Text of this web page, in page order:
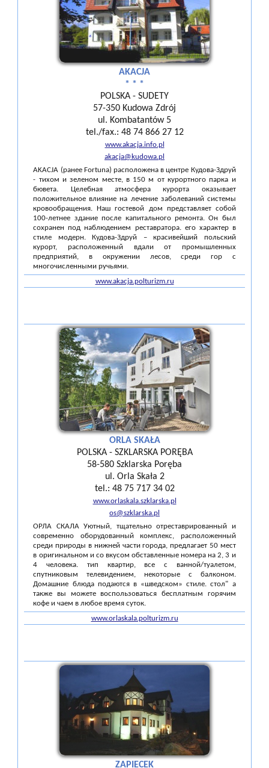
AKACJA
* * *
POLSKA - SUDETY
57-350 Kudowa Zdrój
ul. Kombatantów 5
tel./fax.: 48 74 866 27 12
www.akacja.info.pl
akacja@kudowa.pl
AKACJA (ранее Fortuna) расположена в центре Кудова-Здруй
- тихом и зеленом месте, в 150 м от курортного парка и
бювета. Целебная атмосфера курорта оказывает
положительное влияние на лечение заболеваний системы
кровообращения. Наш гостевой дом представляет собой
100-летнее здание после капитального ремонта. Он был
сохранен под наблюдением реставратора. его характер в
стиле модерн. Кудова-Здруй – красивейший польский
курорт, расположенный вдали от промышленных
предприятий, в окружении лесов, среди гор с
многочисленными ручьями.
www.akacja.polturizm.ru
ORLA SKAŁA
POLSKA - SZKLARSKA PORĘBA
58-580 Szklarska Poręba
ul. Orla Skała 2
tel.: 48 75 717 34 02
www.orlaskala.szklarska.pl
os@szklarska.pl
ОРЛА СКАЛА Уютный, тщательно отреставрированный и
современно оборудованный комплекс, расположенный
среди природы в нижней части города, предлагает 50 мест
в оригинальном и со вкусом обставленные номера на 2, 3 и
4 человека. тип квартир, все с ванной/туалетом,
спутниковым телевидением, некоторые с балконом.
Домашние блюда подаются в «шведском» стиле. стол" а
также вы можете воспользоваться бесплатным горячим
кофе и чаем в любое время суток.
www.orlaskala.polturizm.ru
ZAPIECEK